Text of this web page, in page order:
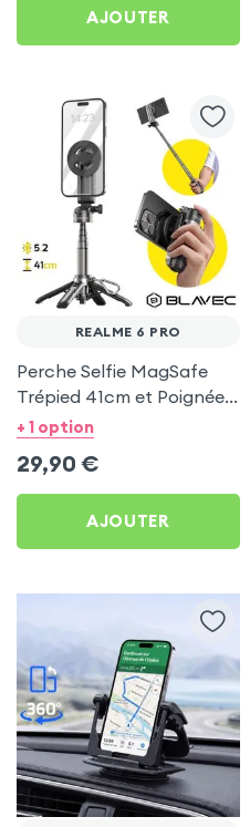
AJOUTER
REALME 6 PRO
Perche Selfie MagSafe
Trépied 41cm et Poignée
Grip - Noir pour Realme 6
+ 1 option
29,90 €
AJOUTER